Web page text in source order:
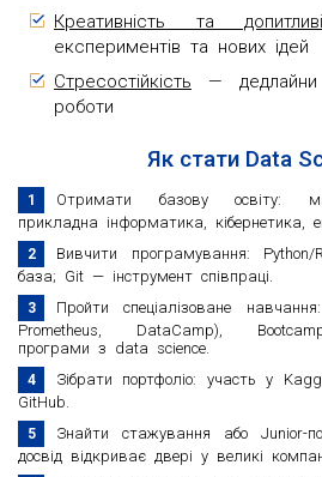
Креативність та
експериментів та нових ідей
Стресостійкість — дедлайни
роботи
Як стати Data
Отримати базову освіту:
прикладна інформатика, кібернетика,
Вивчити програмування:
база; Git — інструмент співпраці.
Пройти спеціалізоване
Prometheus, DataCamp),
програми з data science.
Зібрати портфоліо: участь у
GitHub.
Знайти стажування або Junior-
досвід відкриває двері у великі